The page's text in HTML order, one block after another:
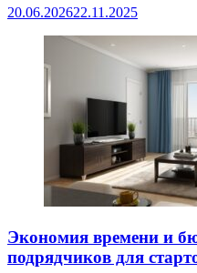
20.06.202622.11.2025
Экономия времени и
подрядчиков для